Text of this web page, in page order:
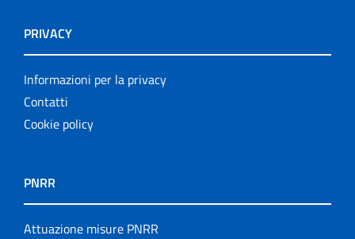
PRIVACY
Informazioni per la privacy
Contatti
Cookie policy
PNRR
Attuazione misure PNRR